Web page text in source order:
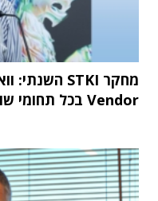
Vendor בכל תחומי שוק ה-IT